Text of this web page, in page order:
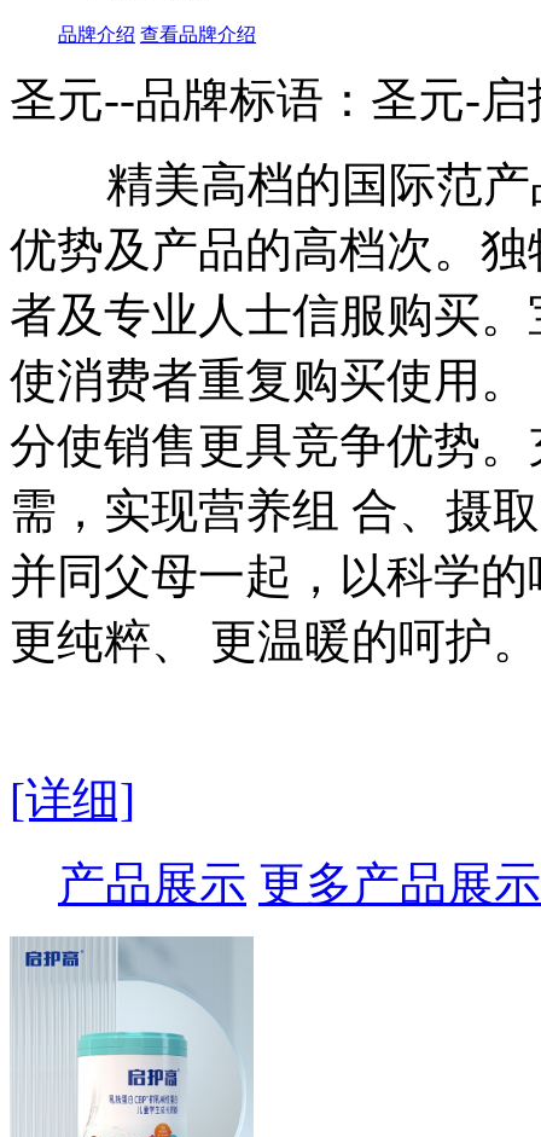
品牌介绍 查看品牌介绍
圣元--品牌标语： 圣元-启
精美高档的国际范产
优势及产品的高档次。
者及专业人士信服购买
使消费者重复购买使用
分使销售更具竞争优势
需，实现营养组 合、摄
并同父母一起，以科学
更纯粹、 更温暖的呵护。
[详细]
产品展示 更多产品展示